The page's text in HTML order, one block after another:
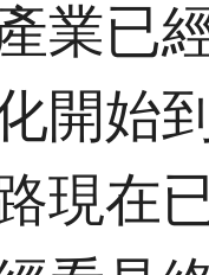
業已
開始
現在